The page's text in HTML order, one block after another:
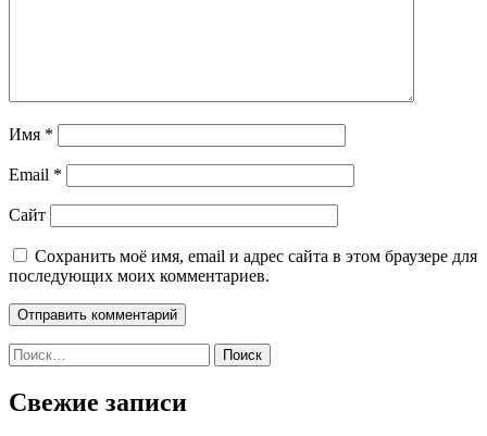
Имя *
Email *
Сайт
Сохранить моё имя, email и адрес сайта в этом браузере для
последующих моих комментариев.
Найти:
Свежие записи